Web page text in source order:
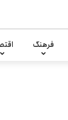
فرهنگ